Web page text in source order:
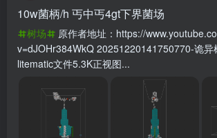
10w菌柄/h 丐中丐4gt下界菌场
树场
原作者地址：https://
v=dJOHr384WkQ 20251220141750770-诡异
litematic文件5.3K正视图...